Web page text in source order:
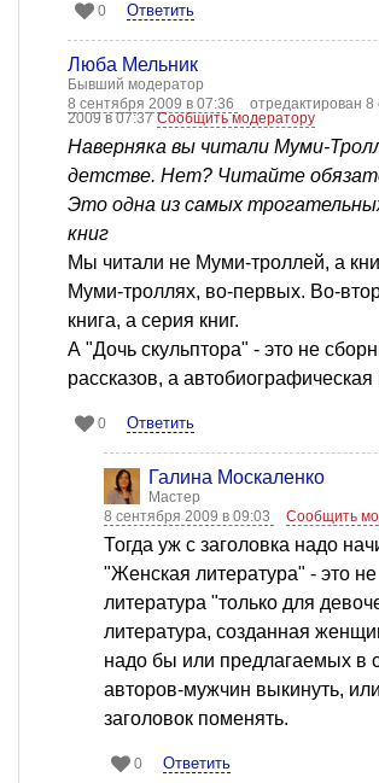
0 Ответить
Люба Мельник
Бывший модератор
8 сентября 2009 в 07:36
отредактирован 8
2009 в 07:37Сообщить модератору
Наверняка вы читали Муми-
детстве. Нет? Читайте
Это одна из самых
книг
Мы читали не Муми-троллей, а
Муми-троллях, во-первых. Во-
книга, а серия книг.
А "Дочь скульптора" - это не
рассказов, а автобиографическая
0 Ответить
Галина Москаленко
Мастер
8 сентября 2009 в 09:03
Сообщить
Тогда уж с заголовка надо
"Женская литература" - это не
литература "только для
литература, созданная
надо бы или предлагаемых в
авторов-мужчин выкинуть, или
заголовок поменять.
0 Ответить